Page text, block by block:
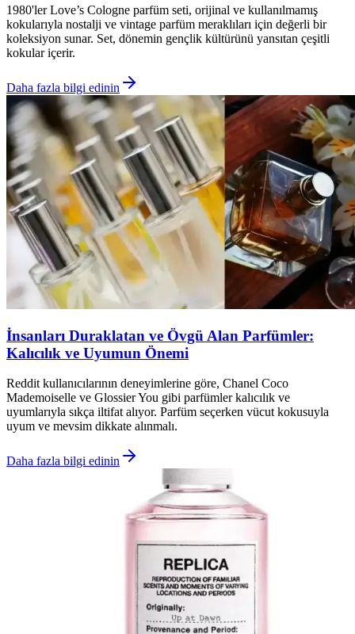
1980'ler Love’s Cologne parfüm seti, orijinal ve kullanılmamış
kokularıyla nostalji ve vintage parfüm meraklıları için değerli bir
koleksiyon sunar. Set, dönemin gençlik kültürünü yansıtan çeşitli
kokular içerir.
Daha fazla bilgi edinin
İnsanları Duraklatan ve Övgü Alan Parfümler:
Kalıcılık ve Uyumun Önemi
Reddit kullanıcılarının deneyimlerine göre, Chanel Coco
Mademoiselle ve Glossier You gibi parfümler kalıcılık ve
uyumlarıyla sıkça iltifat alıyor. Parfüm seçerken vücut kokusuyla
uyum ve mevsim dikkate alınmalı.
Daha fazla bilgi edinin